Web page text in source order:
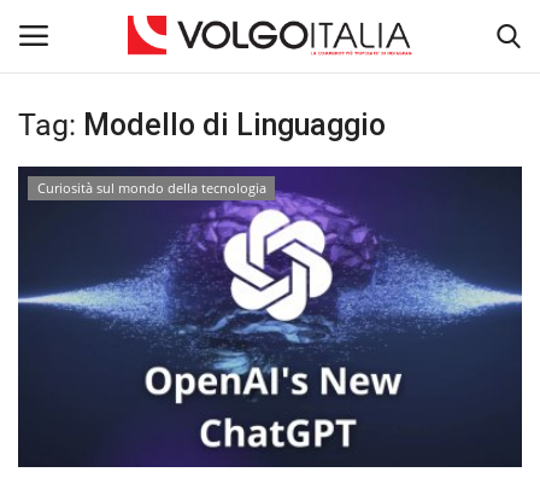
Accedi Registra
La Community
Territorio
Dicono di noi
Tag: Modello di Linguaggio
Curiosità sul mondo della tecnologia